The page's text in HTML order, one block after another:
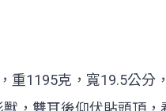
1195克，寬19.5公